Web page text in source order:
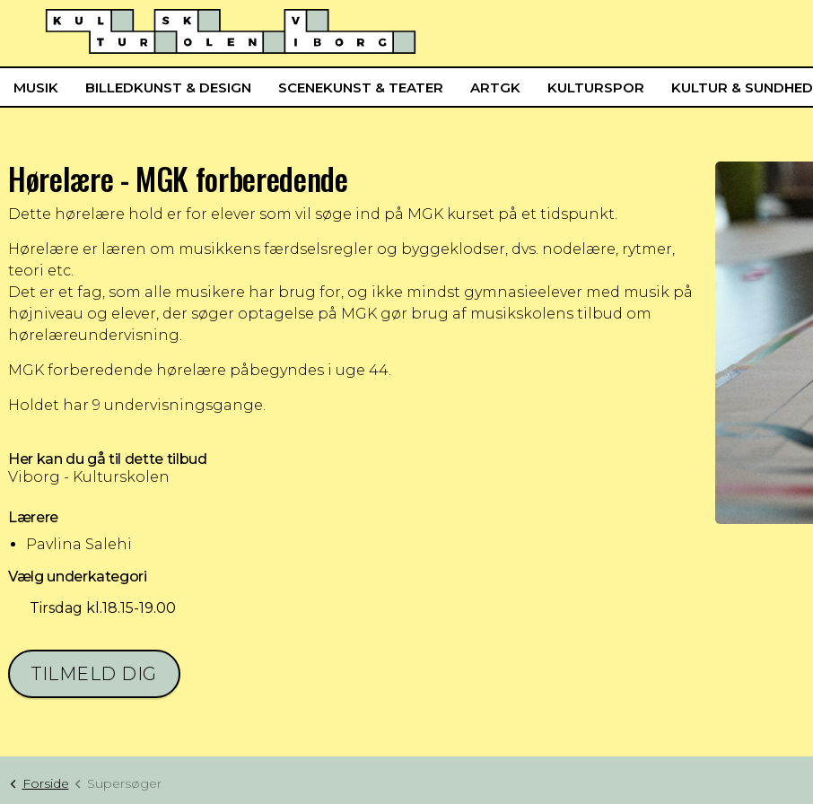
MUSIK BILLEDKUNST & DESIGN SCENEKUNST & TEATER ARTGK KULTURSPOR KULTUR & SUNDHED
Hørelære - MGK forberedende
Dette hørelære hold er for elever som vil søge ind på MGK kurset på et tidspunkt.
Hørelære er læren om musikkens færdselsregler og byggeklodser, dvs. nodelære, rytmer,
teori etc.
Det er et fag, som alle musikere har brug for, og ikke mindst gymnasieelever med musik på
højniveau og elever, der søger optagelse på MGK gør brug af musikskolens tilbud om
hørelæreundervisning.
MGK forberedende hørelære påbegyndes i uge 44.
Holdet har 9 undervisningsgange.
Her kan du gå til dette tilbud
Viborg - Kulturskolen
Lærere
Pavlina Salehi
Vælg underkategori
Tirsdag kl.18.15-19.00
TILMELD DIG
Forside Supersøger